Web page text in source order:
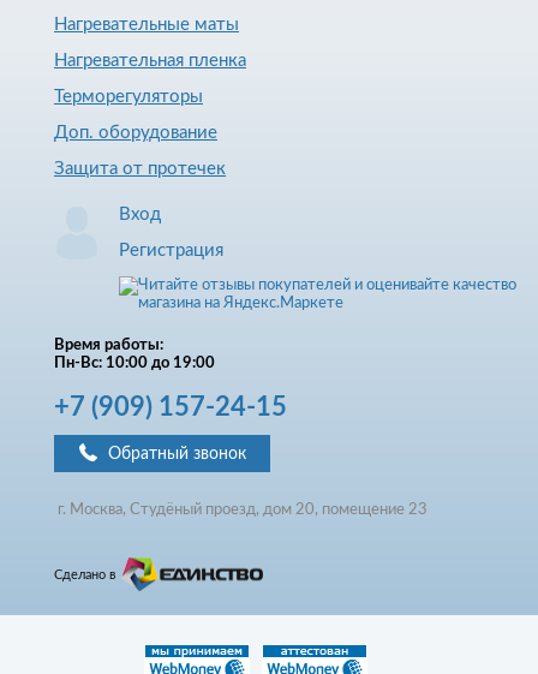
Нагревательные маты
Нагревательная пленка
Терморегуляторы
Доп. оборудование
Защита от протечек
Вход
Регистрация
Время работы:
Пн-Вс: 10:00 до 19:00
+7 (909) 157-24-15
Обратный звонок
г. Москва, Студёный проезд, дом 20, помещение 23
Сделано в